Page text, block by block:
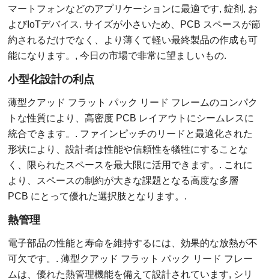
マートフォンなどのアプリケーションに最適です, 錠剤, お
よびIoTデバイス. サイズが小さいため、PCB スペースが節
約されるだけでなく、より薄くて軽い最終製品の作成も可
能になります。, 今日の市場で非常に望ましいもの.
小型化設計の利点
薄型クアッド フラット パック リード フレームのコンパク
トな性質により、高密度 PCB レイアウトにシームレスに
統合できます。. ファインピッチのリードと最適化された
形状により、設計者は性能や信頼性を犠牲にすることな
く、限られたスペースを最大限に活用できます。. これに
より、スペースの制約が大きな課題となる高度な多層
PCB にとって優れた選択肢となります。.
熱管理
電子部品の性能と寿命を維持するには、効果的な放熱が不
可欠です。. 薄型クアッド フラット パック リード フレー
ムは、優れた熱管理機能を備えて設計されています, シリ